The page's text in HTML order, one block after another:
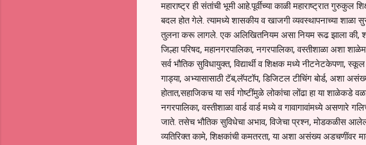
महाराष्ट्र ही संतांची भूमी आहे.पूर्वीच्या काळी महाराष्ट्रात गुरुकुल
बदल होत गेले. त्यामध्ये शासकीय व खाजगी व्यवस्थापनाच्या शाळा
तुलना करू लागले. एक अलिखितनियम असा नियम रूढ झाला की,
जिल्हा परिषद, महानगरपालिका, नगरपालिका, वस्तीशाळा अशा
सर्व भौतिक सुविधायुक्त, विद्यार्थी व शिक्षक मध्ये नीटनेटकेपणा,
गाड्या, अभ्यासासाठी टॅब,लॅपटॉप, डिजिटल टीचिंग बोर्ड, अशा
होतात,सहाजिकच या सर्व गोष्टींमुळे लोकांचा लोंढा हा या शाळेकडे
नगरपालिका, वस्तीशाळा वार्ड वार्ड मध्ये व गावागावांमध्ये असणारे
जाते. तसेच भौतिक सुविधेचा अभाव, विजेचा प्रश्न, मोडकळीस आलेल्या
व्यतिरिक्त कामे, शिक्षकांची कमतरता, या अशा असंख्य अडचणींवर